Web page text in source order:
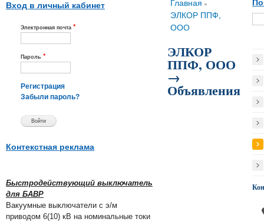
Вход в личный кабинет
Электронная почта *
Пароль *
Регистрация
Забыли пароль?
Контекстная реклама
Быстродействующий выключатель
для БАВР
Вакуумные выключатели с э/м
приводом 6(10) кВ на номинальные токи
Вы здесь
Главная »
ЭЛКОР ППФ,
ООО
ЭЛКОР
ППФ, ООО
→
Объявления